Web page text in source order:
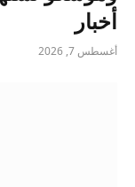
أخبار
أغسطس 7, 2026